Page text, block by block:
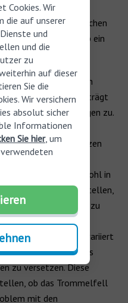
der fünf möglichen
möchte, ob ein
Die Testperson sitzt in
Geräuschisolierung, trägt
des Audiologen zu.
Klang zu
Frequenzen
Gesprächen zu – sowohl in
–, um festzustellen,
Sprache zu
dieser Untersuchung variiert
Gehörgang, um das
zu versetzen. Diese
ob das Trommelfell
mit den
Cookies. Wir
die auf unserer
und
und die
zu
auf dieser
Sie die
Wir versichern
absolut sicher
Informationen
Sie hier, um